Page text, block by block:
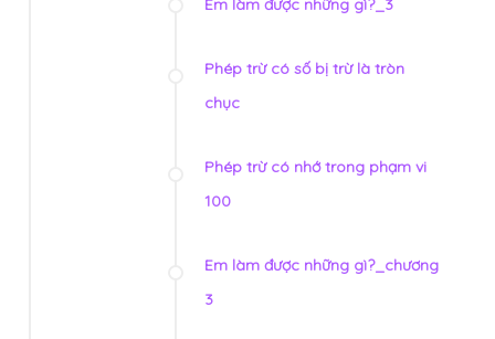
Em làm được những gì?_3
Phép trừ có số bị trừ là tròn
chục
Phép trừ có nhớ trong phạm vi
100
Em làm được những gì?_chương
3